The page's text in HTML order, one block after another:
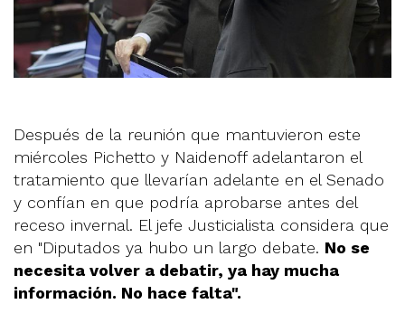
Después de la reunión que mantuvieron este
miércoles Pichetto y Naidenoff adelantaron el
tratamiento que llevarían adelante en el Senado
y confían en que podría aprobarse antes del
receso invernal. El jefe Justicialista considera que
en "Diputados ya hubo un largo debate. No se
necesita volver a debatir, ya hay mucha
información. No hace falta".